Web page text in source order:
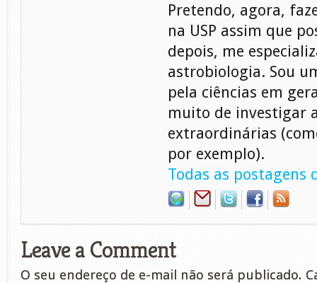
Pretendo, agora,
na USP assim que
depois, me
astrobiologia. Sou
pela ciências em
muito de investigar
extraordinárias
por exemplo).
Todas as postagens
Leave a Comment
O seu endereço de e-mail não será publicado.